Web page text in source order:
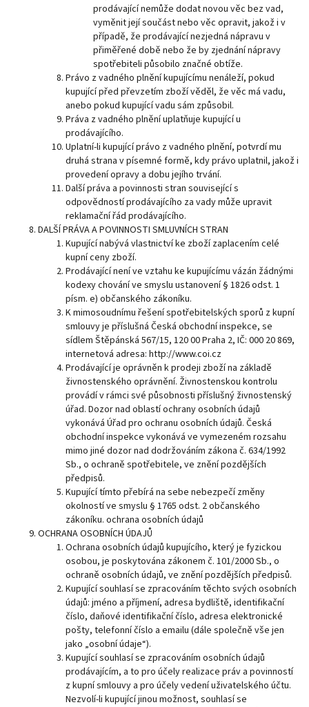
prodávající nemůže dodat novou věc bez vad,
vyměnit její součást nebo věc opravit, jakož i v
případě, že prodávající nezjedná nápravu v
přiměřené době nebo že by zjednání nápravy
spotřebiteli působilo značné obtíže.
Právo z vadného plnění kupujícímu nenáleží, pokud
kupující před převzetím zboží věděl, že věc má vadu,
anebo pokud kupující vadu sám způsobil.
Práva z vadného plnění uplatňuje kupující u
prodávajícího.
Uplatní-li kupující právo z vadného plnění, potvrdí mu
druhá strana v písemné formě, kdy právo uplatnil, jakož i
provedení opravy a dobu jejího trvání.
Další práva a povinnosti stran související s
odpovědností prodávajícího za vady může upravit
reklamační řád prodávajícího.
DALŠÍ PRÁVA A POVINNOSTI SMLUVNÍCH STRAN
Kupující nabývá vlastnictví ke zboží zaplacením celé
kupní ceny zboží.
Prodávající není ve vztahu ke kupujícímu vázán žádnými
kodexy chování ve smyslu ustanovení § 1826 odst. 1
písm. e) občanského zákoníku.
K mimosoudnímu řešení spotřebitelských sporů z kupní
smlouvy je příslušná Česká obchodní inspekce, se
sídlem Štěpánská 567/15, 120 00 Praha 2, IČ: 000 20 869,
internetová adresa: http://www.coi.cz
Prodávající je oprávněn k prodeji zboží na základě
živnostenského oprávnění. Živnostenskou kontrolu
provádí v rámci své působnosti příslušný živnostenský
úřad. Dozor nad oblastí ochrany osobních údajů
vykonává Úřad pro ochranu osobních údajů. Česká
obchodní inspekce vykonává ve vymezeném rozsahu
mimo jiné dozor nad dodržováním zákona č. 634/1992
Sb., o ochraně spotřebitele, ve znění pozdějších
předpisů.
Kupující tímto přebírá na sebe nebezpečí změny
okolností ve smyslu § 1765 odst. 2 občanského
zákoníku. ochrana osobních údajů
OCHRANA OSOBNÍCH ÚDAJŮ
Ochrana osobních údajů kupujícího, který je fyzickou
osobou, je poskytována zákonem č. 101/2000 Sb., o
ochraně osobních údajů, ve znění pozdějších předpisů.
Kupující souhlasí se zpracováním těchto svých osobních
údajů: jméno a příjmení, adresa bydliště, identifikační
číslo, daňové identifikační číslo, adresa elektronické
pošty, telefonní číslo a emailu (dále společně vše jen
jako „osobní údaje“).
Kupující souhlasí se zpracováním osobních údajů
prodávajícím, a to pro účely realizace práv a povinností
z kupní smlouvy a pro účely vedení uživatelského účtu.
Nezvolí-li kupující jinou možnost, souhlasí se